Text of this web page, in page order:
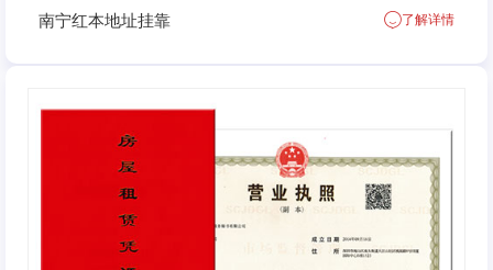
南宁红本地址挂靠 了解详情